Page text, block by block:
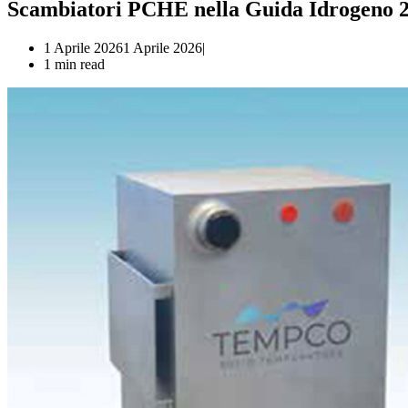
Scambiatori PCHE nella Guida Idrogeno
1 Aprile 20261 Aprile 2026
1 min read